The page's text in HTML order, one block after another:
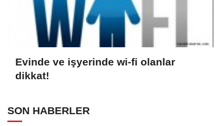
Evinde ve işyerinde wi-fi olanlar
dikkat!
SON HABERLER